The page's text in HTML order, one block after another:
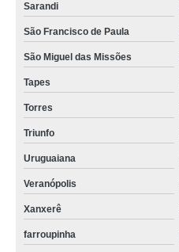
Sarandi
São Francisco de Paula
São Miguel das Missões
Tapes
Torres
Triunfo
Uruguaiana
Veranópolis
Xanxerê
farroupinha